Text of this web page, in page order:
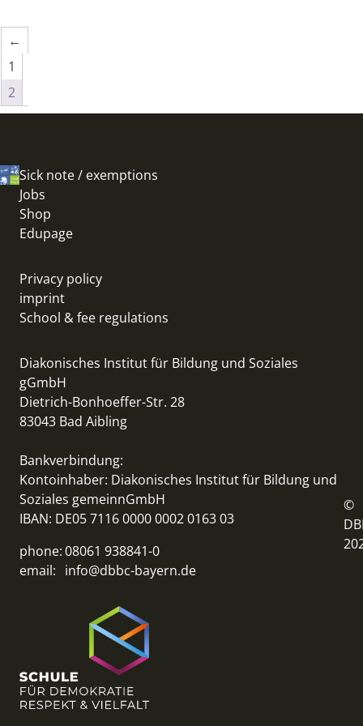
←
1
2
Sick note / exemptions
Jobs
Shop
Edupage
Privacy policy
imprint
School & fee regulations
Diakonisches Institut für Bildung und Soziales
gGmbH
Dietrich-Bonhoeffer-Str. 28
83043 Bad Aibling
Bankverbindung:
Kontoinhaber: Diakonisches Institut für Bildung und
Soziales gemeinnGmbH
IBAN: DE05 7116 0000 0002 0163 03
phone:08061 938841-0
email: info@dbbc-bayern.de
©